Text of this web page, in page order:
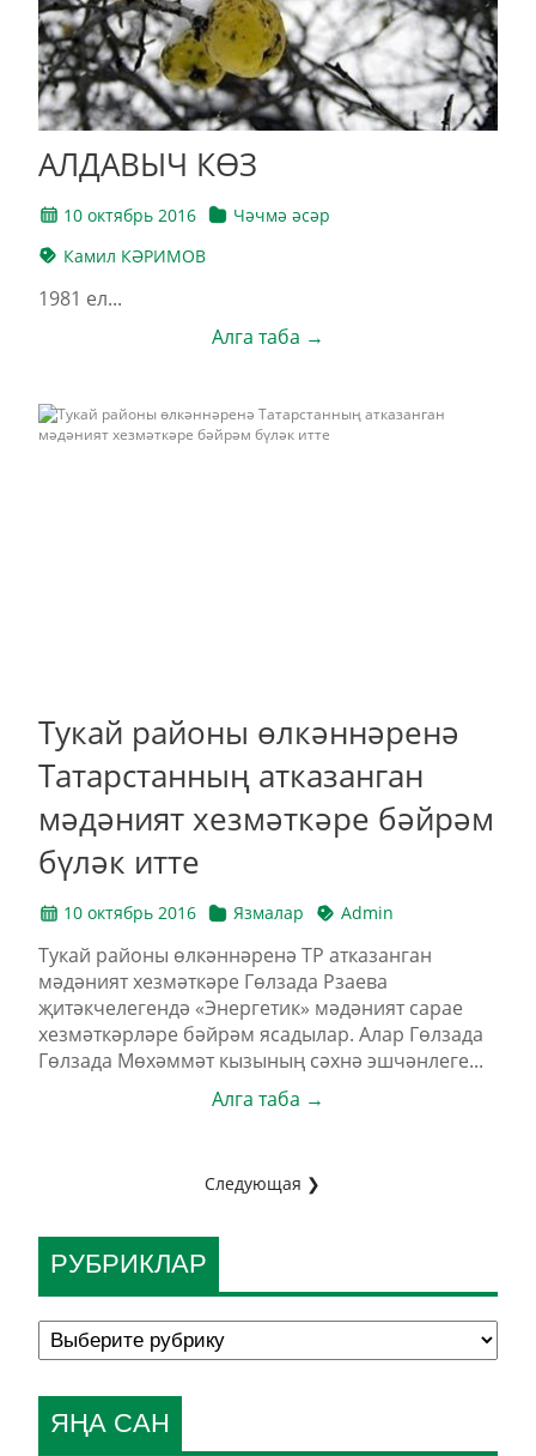
АЛДАВЫЧ КӨЗ
10 октябрь 2016
Чәчмә әсәр
Камил КӘРИМОВ
1981 ел...
Алга таба →
Тукай районы өлкәннәренә
Татарстанның атказанган
мәдәният хезмәткәре бәйрәм
бүләк итте
10 октябрь 2016 Язмалар Admin
Тукай районы өлкәннәренә ТР атказанган
мәдәният хезмәткәре Гөлзада Рзаева
җитәкчелегендә «Энергетик» мәдәният сарае
хезмәткәрләре бәйрәм ясадылар. Алар Гөлзада
Гөлзада Мөхәммәт кызының сәхнә эшчәнлеге...
Алга таба →
Следующая ❯
РУБРИКЛАР
ЯҢА САН